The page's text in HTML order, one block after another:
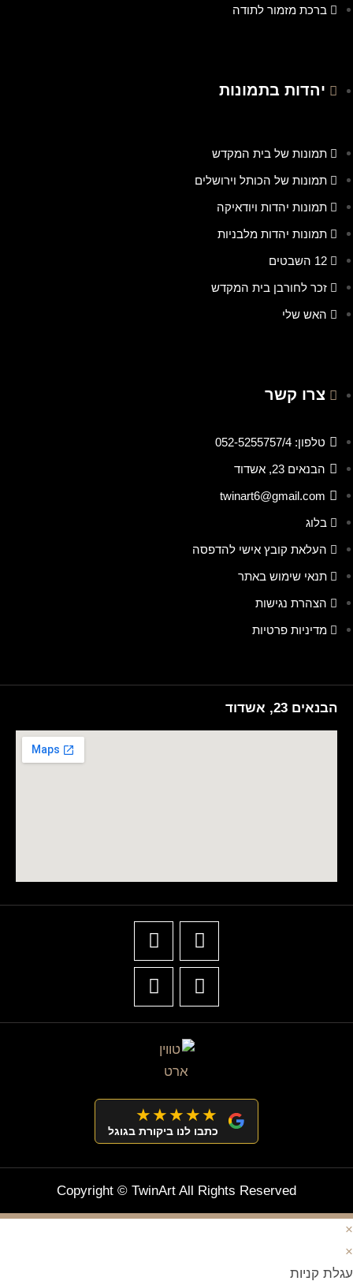
ברכת מזמור לתודה
יהדות בתמונות
תמונות של בית המקדש
תמונות של הכותל וירושלים
תמונות יהדות ויודאיקה
תמונות יהדות מלבניות
12 השבטים
זכר לחורבן בית המקדש
האש שלי
צרו קשר
טלפון: 052-5255757/4
הבנאים 23, אשדוד
twinart6@gmail.com
בלוג
העלאת קובץ אישי להדפסה
תנאי שימוש באתר
הצהרת נגישות
מדיניות פרטיות
הבנאים 23, אשדוד
★★★★★
כתבו לנו ביקורת בגוגל
Copyright © TwinArt All Rights Reserved
×
×
עגלת קניות